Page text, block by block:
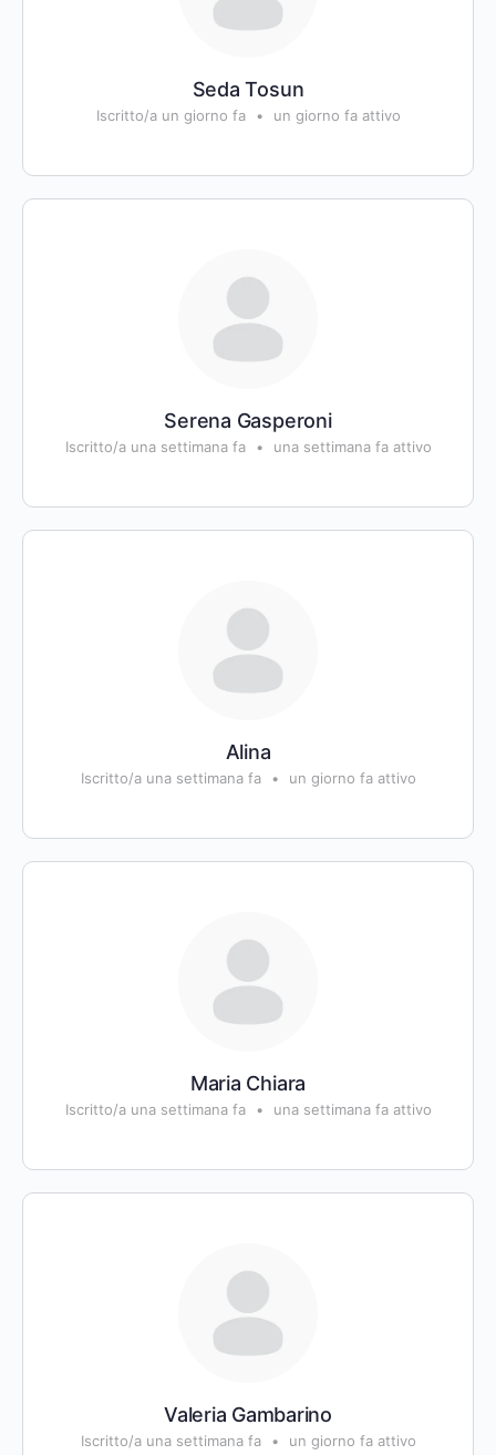
Seda Tosun
Iscritto/a un giorno fa • un giorno fa attivo
Serena Gasperoni
Iscritto/a una settimana fa • una settimana fa attivo
Alina
Iscritto/a una settimana fa • un giorno fa attivo
Maria Chiara
Iscritto/a una settimana fa • una settimana fa attivo
Valeria Gambarino
Iscritto/a una settimana fa • un giorno fa attivo